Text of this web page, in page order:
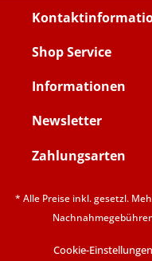
Shop Service
Informationen
Newsletter
Zahlungsarten
* Alle Preise inkl. gesetzl.
Cookie-Einstellungen